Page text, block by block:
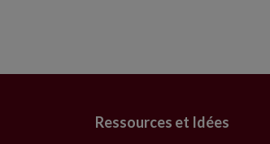
Ressources et Idées